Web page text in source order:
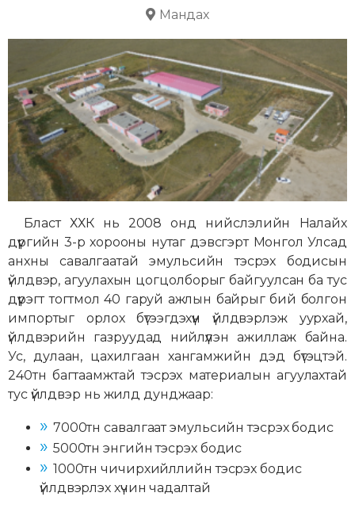
Мандах
Бласт ХХК нь 2008 онд нийслэлийн Налайх
дүүргийн 3-р хорооны нутаг дэвсгэрт Монгол Улсад
анхны савалгаатай эмульсийн тэсрэх бодисын
үйлдвэр, агуулахын цогцолборыг байгуулсан ба тус
дүүрэгт тогтмол 40 гаруй ажлын байрыг бий болгон
импортыг орлох бүтээгдэхүүн үйлдвэрлэж уурхай,
үйлдвэрийн газруудад нийлүүлэн ажиллаж байна.
Ус, дулаан, цахилгаан хангамжийн дэд бүтэцтэй.
240тн багтаамжтай тэсрэх материалын агуулахтай
тус үйлдвэр нь жилд дунджаар:
7000тн савалгаат эмульсийн тэсрэх бодис
5000тн энгийн тэсрэх бодис
1000тн чичирхийллийн тэсрэх бодис
үйлдвэрлэх хүчин чадалтай